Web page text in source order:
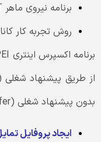
برنامه نیروی ماهر FST
روش تجربه کار
بدون پیشنهاد شغلی (Job Offer) فراهم می کند.
ایجاد پروفایل